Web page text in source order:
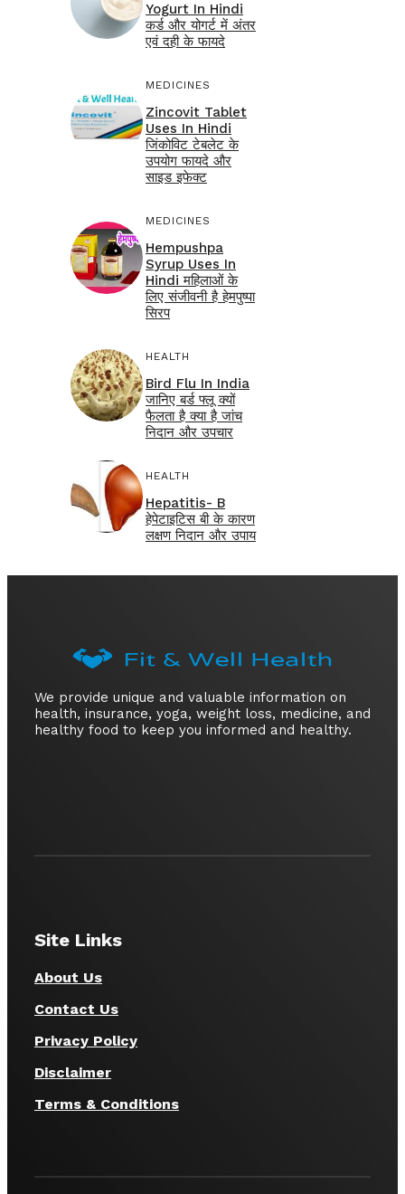
Yogurt In Hindi
कर्ड और योगर्ट में अंतर
एवं दही के फायदे
MEDICINES
Zincovit Tablet
Uses In Hindi
जिंकोविट टेबलेट के
उपयोग फायदे और
साइड इफेक्ट
MEDICINES
Hempushpa
Syrup Uses In
Hindi महिलाओं के
लिए संजीवनी है हेमपुष्पा
सिरप
HEALTH
Bird Flu In India
जानिए बर्ड फ्लू क्यों
फैलता है क्या है जांच
निदान और उपचार
HEALTH
Hepatitis- B
हेपेटाइटिस बी के कारण
लक्षण निदान और उपाय
We provide unique and valuable information on
health, insurance, yoga, weight loss, medicine, and
healthy food to keep you informed and healthy.
Site Links
About Us
Contact Us
Privacy Policy
Disclaimer
Terms & Conditions